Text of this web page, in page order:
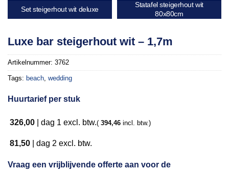
Set steigerhout wit deluxe
Statafel steigerhout wit
80x80cm
Luxe bar steigerhout wit – 1,7m
Artikelnummer: 3762
Tags: beach, wedding
Huurtarief per stuk
326,00 dag 1 excl. btw.( 394,46 incl. btw.)
81,50 dag 2 excl. btw.
Vraag een vrijblijvende offerte aan voor de